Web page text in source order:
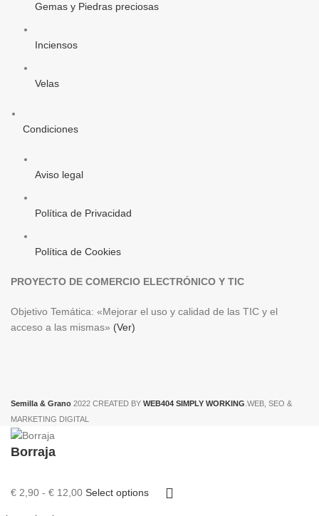
Gemas y Piedras preciosas
Inciensos
Velas
Condiciones
Aviso legal
Política de Privacidad
Política de Cookies
PROYECTO DE COMERCIO ELECTRÓNICO Y TIC
Objetivo Temática: «Mejorar el uso y calidad de las TIC y el
acceso a las mismas» (Ver)
Semilla & Grano 2022 CREATED BY WEB404 SIMPLY WORKING.WEB, SEO &
MARKETING DIGITAL
Borraja
€ 2,90 - € 12,00
de
Select options